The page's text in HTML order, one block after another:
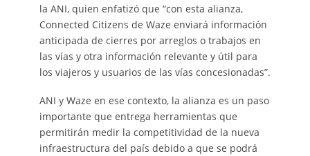
la ANI, quien enfatizó que “con esta alianza,
Connected Citizens de Waze enviará información
anticipada de cierres por arreglos o trabajos en
las vías y otra información relevante y útil para
los viajeros y usuarios de las vías concesionadas”.
ANI y Waze en ese contexto, la alianza es un paso
importante que entrega herramientas que
permitirán medir la competitividad de la nueva
infraestructura del país debido a que se podrá